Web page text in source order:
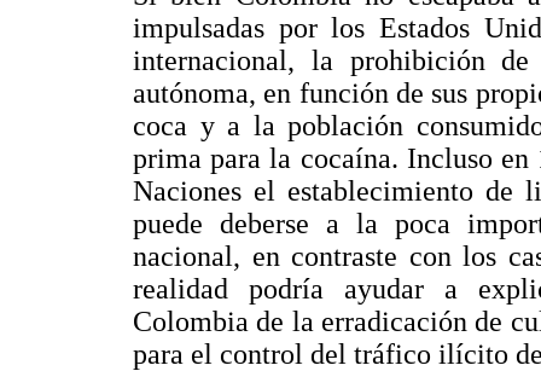
impulsadas por los Estados
internacional, la prohibición
autónoma, en función de sus
coca y a la población
prima para la cocaína. Incluso
Naciones el establecimiento de
puede deberse a la poca
nacional, en contraste con los
realidad podría ayudar a
Colombia de la erradicación de
para el control del tráfico ilícito